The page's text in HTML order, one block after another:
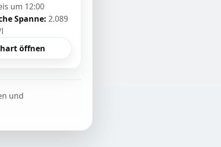
um 12:00
Spanne: 2.089
öffnen
und